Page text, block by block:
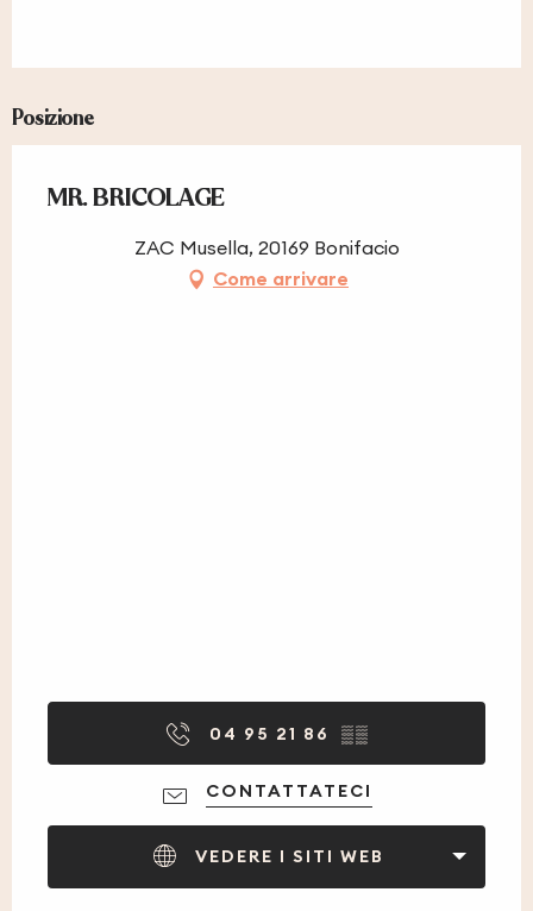
Posizione
MR. BRICOLAGE
ZAC Musella, 20169 Bonifacio
Come arrivare
04 95 21 86 ▒▒
CONTATTATECI
VEDERE I SITI WEB